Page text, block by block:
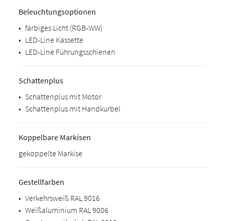
Beleuchtungsoptionen
• farbiges Licht (RGB-WW)
• LED-Line Kassette
• LED-Line Führungsschienen
Schattenplus
• Schattenplus mit Motor
• Schattenplus mit Handkurbel
Koppelbare Markisen
gekoppelte Markise
Gestellfarben
• Verkehrsweiß RAL 9016
• Weißaluminium RAL 9006